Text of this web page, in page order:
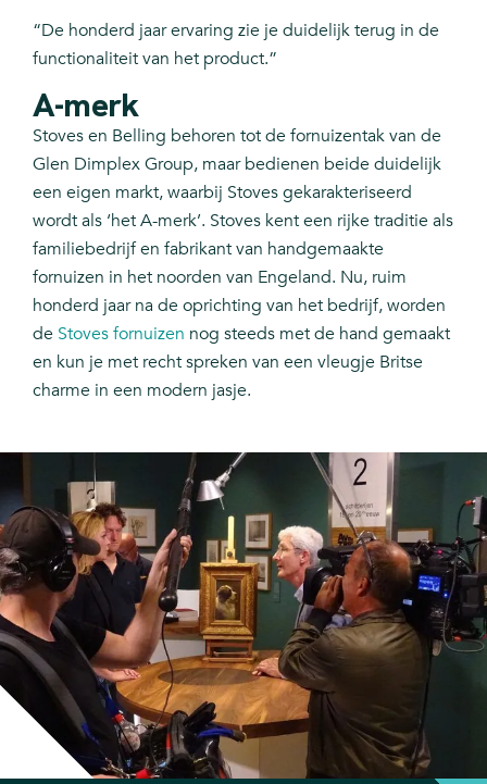
“De honderd jaar ervaring zie je duidelijk terug in de
functionaliteit van het product.”
A-merk
Stoves en Belling behoren tot de fornuizentak van de
Glen Dimplex Group, maar bedienen beide duidelijk
een eigen markt, waarbij Stoves gekarakteriseerd
wordt als ‘het A-merk’. Stoves kent een rijke traditie als
familiebedrijf en fabrikant van handgemaakte
fornuizen in het noorden van Engeland. Nu, ruim
honderd jaar na de oprichting van het bedrijf, worden
de Stoves fornuizen nog steeds met de hand gemaakt
en kun je met recht spreken van een vleugje Britse
charme in een modern jasje.